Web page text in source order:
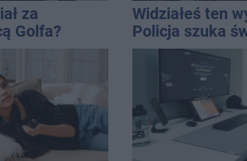
za
Golfa?
po
Widziałeś ten
Policja szuka